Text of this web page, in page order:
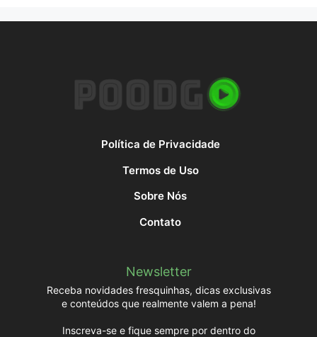
Política de Privacidade
Termos de Uso
Sobre Nós
Contato
Newsletter
Receba novidades fresquinhas, dicas exclusivas
e conteúdos que realmente valem a pena!
Inscreva-se e fique sempre por dentro do